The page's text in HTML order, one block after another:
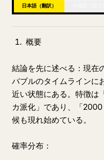
日本語（翻訳）
概要
結論を先に述べる：現在
バブルのタイムラインに
近い状態にある。特徴は
カ派化」であり、「
候も現れ始めている。
確率分布：